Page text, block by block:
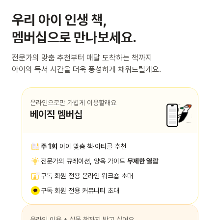
우리 아이 인생 책,
멤버십으로 만나보세요.
전문가의 맞춤 추천부터 매달 도착하는 책까지
아이의 독서 시간을 더욱 풍성하게 채워드릴게요.
온라인으로만 가볍게 이용할래요
베이직 멤버십
주 1회 아이 맞춤 책·아티클 추천
전문가의 큐레이션, 양육 가이드 무제한 열람
구독 회원 전용 온라인 워크숍 초대
구독 회원 전용 커뮤니티 초대